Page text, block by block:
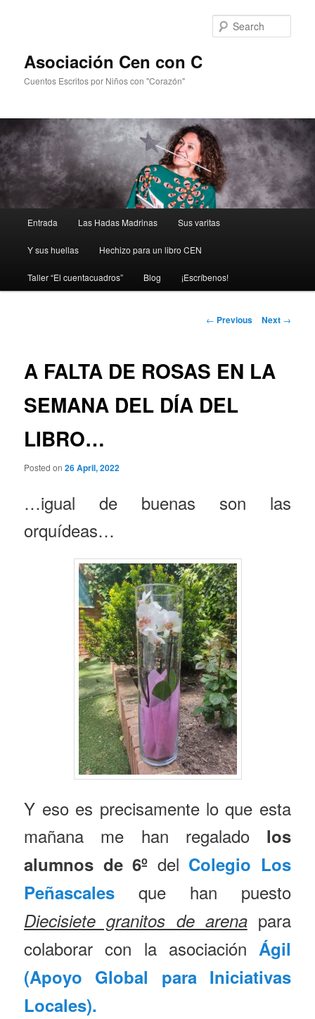
Asociación Cen con C
Cuentos Escritos por Niños con "Corazón"
Skip
to
primary
Entrada Las Hadas Madrinas Sus varitas
Y sus huellas Hechizo para un libro CEN
Taller “El cuentacuadros” Blog ¡Escríbenos!
Post
← Previous Next →
A FALTA DE ROSAS EN LA
SEMANA DEL DÍA DEL
LIBRO…
Posted on26 April, 2022
…igual de buenas son las
orquídeas…
Y eso es precisamente lo que esta
mañana me han regalado los
alumnos de 6º del Colegio Los
Peñascales que han puesto
Diecisiete granitos de arenapara
colaborar con la asociación Ágil
(Apoyo Global para Iniciativas
Locales).